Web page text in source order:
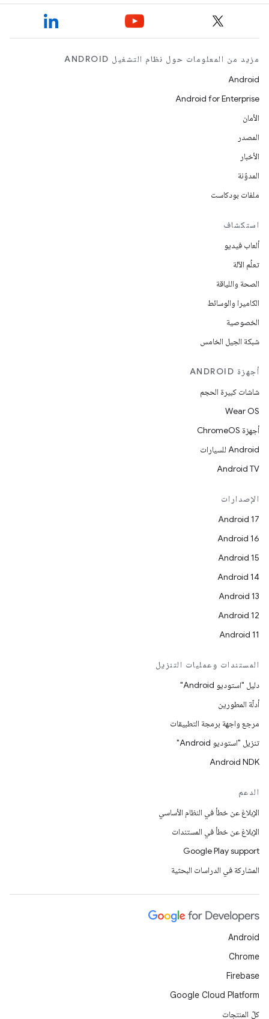
مزيد من المعلومات حول نظام التشغيل ANDROID
Android
Android for Enterprise
الأمان
المصدر
الأخبار
المدوّنة
ملفات بودكاست
استكشاف
ألعاب فيديو
تعلُم الآلة
الصحة واللياقة
الكاميرا والوسائط
الخصوصية
شبكة الجيل الخامس
أجهزة ANDROID
شاشات كبيرة الحجم
Wear OS
أجهزة ChromeOS
Android للسيارات
Android TV
الإصدارات
Android 17
Android 16
Android 15
Android 14
Android 13
Android 12
Android 11
المستندات وعمليات التنزيل
دليل "استوديو Android"
أدلّة المطورين
مرجع واجهة برمجة التطبيقات
تنزيل "استوديو Android"
Android NDK
الدعم
الإبلاغ عن خطأ في النظام الأساسي
الإبلاغ عن خطأ في المستندات
Google Play support
المشاركة في الدراسات البحثية
Android
Chrome
Firebase
Google Cloud Platform
كلّ المنتجات